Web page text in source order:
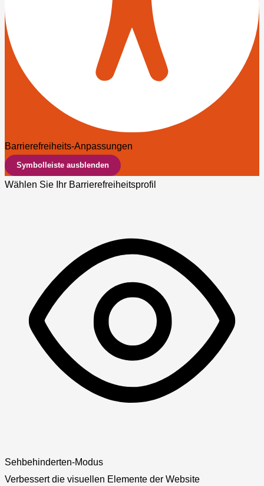
Barrierefreiheits-Anpassungen
Symbolleiste ausblenden
Wählen Sie Ihr Barrierefreiheitsprofil
Sehbehinderten-Modus
Verbessert die visuellen Elemente der Website